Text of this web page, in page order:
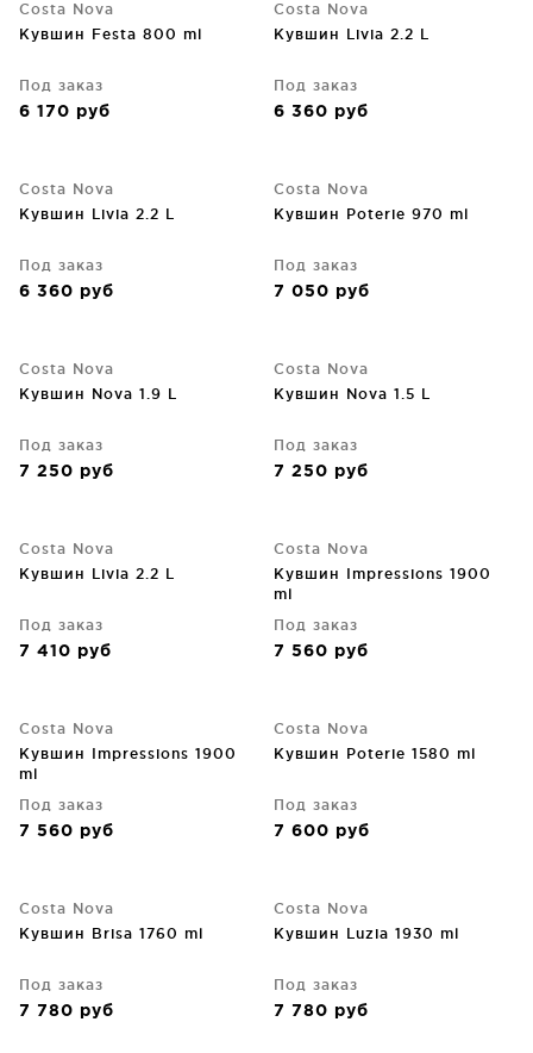
Costa Nova
Кувшин Festa 800 ml
Под заказ
6 170 руб
Costa Nova
Кувшин Livia 2.2 L
Под заказ
6 360 руб
Costa Nova
Кувшин Livia 2.2 L
Под заказ
6 360 руб
Costa Nova
Кувшин Poterie 970 ml
Под заказ
7 050 руб
Costa Nova
Кувшин Nova 1.9 L
Под заказ
7 250 руб
Costa Nova
Кувшин Nova 1.5 L
Под заказ
7 250 руб
Costa Nova
Кувшин Livia 2.2 L
Под заказ
7 410 руб
Costa Nova
Кувшин Impressions 1900
ml
Под заказ
7 560 руб
Costa Nova
Кувшин Impressions 1900
ml
Под заказ
7 560 руб
Costa Nova
Кувшин Poterie 1580 ml
Под заказ
7 600 руб
Costa Nova
Кувшин Brisa 1760 ml
Под заказ
7 780 руб
Costa Nova
Кувшин Luzia 1930 ml
Под заказ
7 780 руб